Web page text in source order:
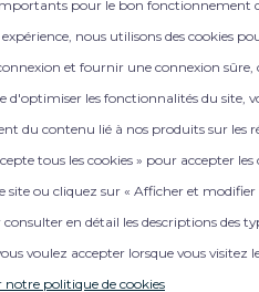
formation intra entreprise
formation inter entreprise
de gestion des cookies
mes cookies
de confidentialité
pour le bon fonctionnement
nous utilisons des cookies
et fournir une connexion sûre,
d'optimiser les fonctionnalités du site,
du contenu lié à nos produits sur les
tous les cookies » pour accepter
site ou cliquez sur « Afficher et modifier
en détail les descriptions des
voulez accepter lorsque vous visitez
notre politique de cookies